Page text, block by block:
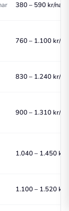
380 – 590 kr/nat
760 – 1.100 kr/
830 – 1.240 kr/
900 – 1.310 kr/
1.040 – 1.450 kr/
1.100 – 1.520 kr/